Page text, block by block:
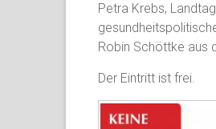
Petra Krebs,
Robin Schöttke aus
Der Eintritt ist frei.